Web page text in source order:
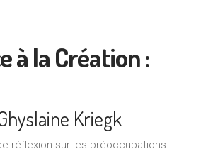
à la Création :
Kriegk
réflexion sur les préoccupations